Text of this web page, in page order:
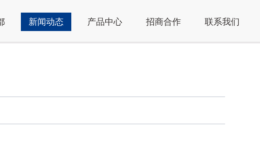
新闻动态 产品中心 招商合作 联系我们